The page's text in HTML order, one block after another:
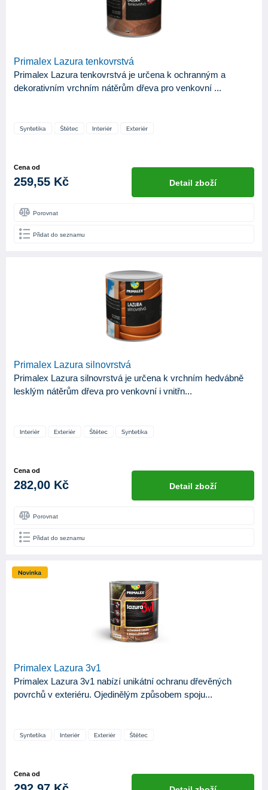
Primalex Lazura tenkovrstvá
Primalex Lazura tenkovrstvá je určena k ochranným a
dekorativním vrchním nátěrům dřeva pro venkovní ...
Cena od
259,55 Kč Detail zboží
Porovnat
Přidat do seznamu
Primalex Lazura silnovrstvá
Primalex Lazura silnovrstvá je určena k vrchním hedvábně
lesklým nátěrům dřeva pro venkovní i vnitřn...
Cena od
282,00 Kč Detail zboží
Porovnat
Přidat do seznamu
Primalex Lazura 3v1
Primalex Lazura 3v1 nabízí unikátní ochranu dřevěných
povrchů v exteriéru. Ojedinělým způsobem spoju...
Cena od